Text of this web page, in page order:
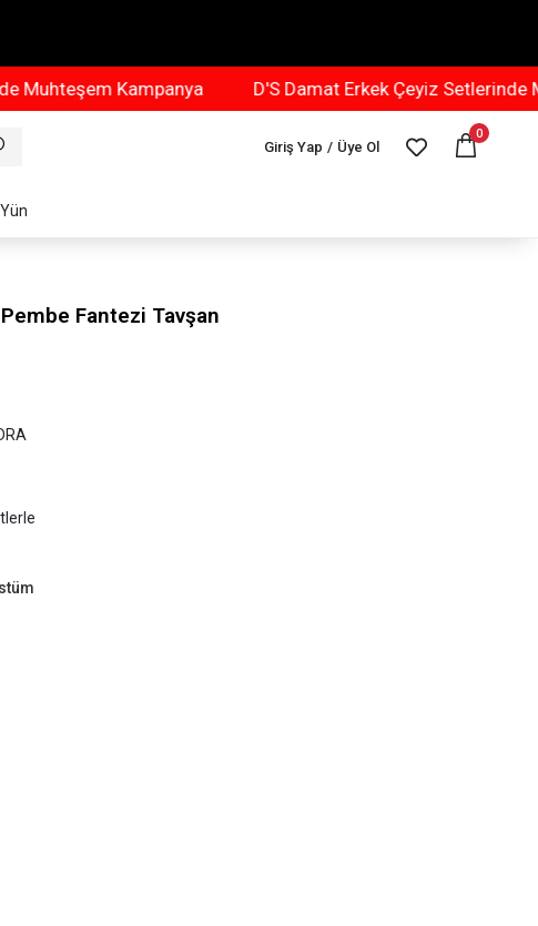
Kampanya D'S Damat Erkek Çeyiz Setlerinde
Giriş Yap / Üye Ol
0
Fantezi Tavşan